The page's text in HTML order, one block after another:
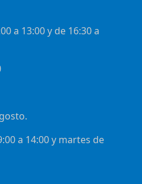
a 13:00 y de 16:30 a
a 14:00 y martes de